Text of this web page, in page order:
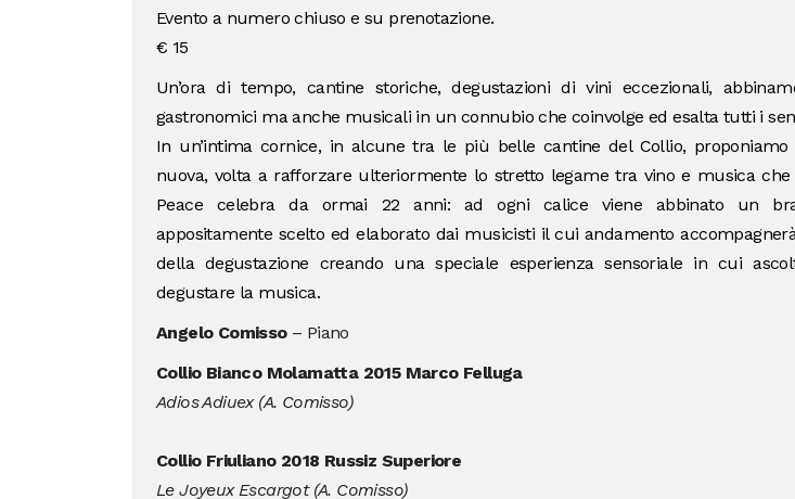
Evento a numero chiuso e su prenotazione.
€ 15
Un’ora di tempo, cantine storiche, degustazioni di vini eccezionali,
gastronomici ma anche musicali in un connubio che coinvolge ed esalta tutti i
In un’intima cornice, in alcune tra le più belle cantine del Collio, proponiamo
nuova, volta a rafforzare ulteriormente lo stretto legame tra vino e musica che
Peace celebra da ormai 22 anni: ad ogni calice viene abbinato un
appositamente scelto ed elaborato dai musicisti il cui andamento
della degustazione creando una speciale esperienza sensoriale in cui
degustare la musica.
Angelo Comisso– Piano
Collio Bianco Molamatta 2015 Marco Felluga
Adios Adiuex (A. Comisso)
Collio Friuliano 2018 Russiz Superiore
Le Joyeux Escargot (A. Comisso)